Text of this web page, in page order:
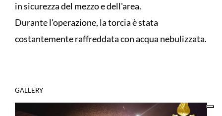
in sicurezza del mezzo e dell'area.
Durante l'operazione, la torcia è stata
costantemente raffreddata con acqua nebulizzata.
GALLERY